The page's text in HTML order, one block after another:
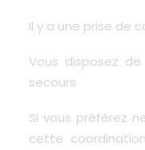
Il y a une prise de
Vous disposez
secours
Si vous préférez
cette